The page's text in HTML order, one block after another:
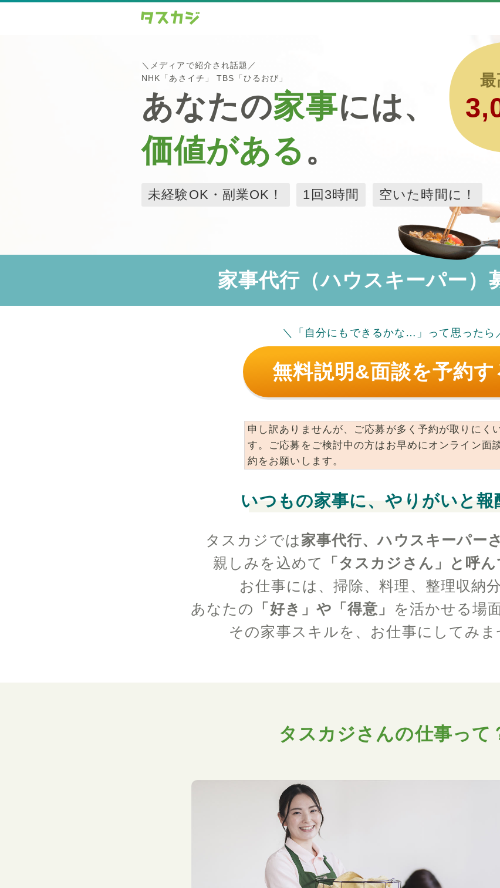
最
＼メディアで紹介され話題／
NHK「あさイチ」 TBS「ひるおび」
あなたの家事には、
価値がある 。
未経験OK・副業OK！ 1回3時間 空いた時間に！
家事代行（ハウスキーパー）
＼「自分にもできるかな…」って思ったら
無料説明&面談を予約す
申し訳ありませんが、ご応募が多く予約が取りにく
す。ご応募をご検討中の方はお早めにオンライン面
約をお願いします。
いつもの家事に、やりがいと報
タスカジでは家事代行、ハウスキーパー
親しみを込めて
「タスカジさん」と呼ん
お仕事には、掃除、料理、整理収納
あなたの
「好き」や「得意」
を活かせる場
その家事スキルを、お仕事にしてみま
タスカジさんの仕事って